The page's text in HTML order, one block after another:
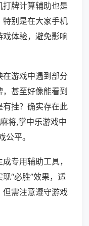
牌计算辅助也是
特别是在大家手机
体验，避免影响
游戏中遇到部分
甚至好像能看到
挂？确实存在此
将,掌中乐游戏中
平。
专用辅助工具，
“必胜”效果，适
但需注意遵守游戏